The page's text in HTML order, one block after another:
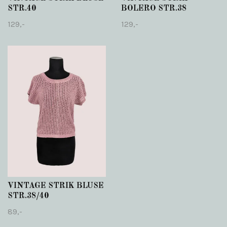
STR.40
129,-
BOLERO STR.38
129,-
VINTAGE STRIK BLUSE
STR.38/40
89,-